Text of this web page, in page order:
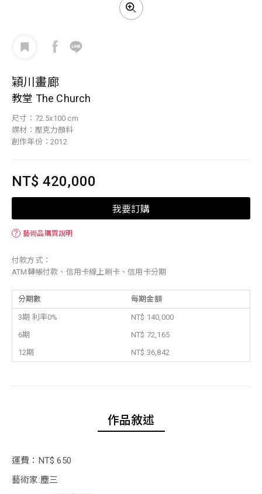
穎川畫廊
教堂 The Church
尺寸：72.5x100 cm
媒材：壓克力顏料
創作年份：2012
NT$ 420,000
我要訂購
？ 藝術品購買說明
付款方式：
ATM轉帳付款、信用卡線上刷卡、信用卡分期
分期數 每期金額
3期 利率0%
NT$ 140,000
6期
NT$ 72,165
12期
NT$ 36,842
作品敘述
運費：NT$ 650
藝術家:塵三